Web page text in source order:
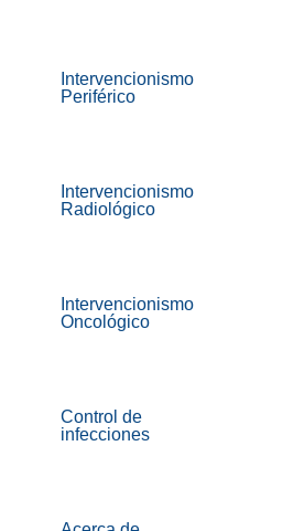
Intervencionismo
Periférico
Intervencionismo
Radiológico
Intervencionismo
Oncológico
Control de
infecciones